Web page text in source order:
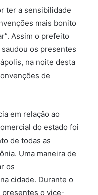
ter a sensibilidade
mais bonito
Assim o prefeito
os presentes
na noite desta
de
em relação ao
do estado foi
de todas as
Uma maneira de
os
cidade. Durante o
presentes o vice-